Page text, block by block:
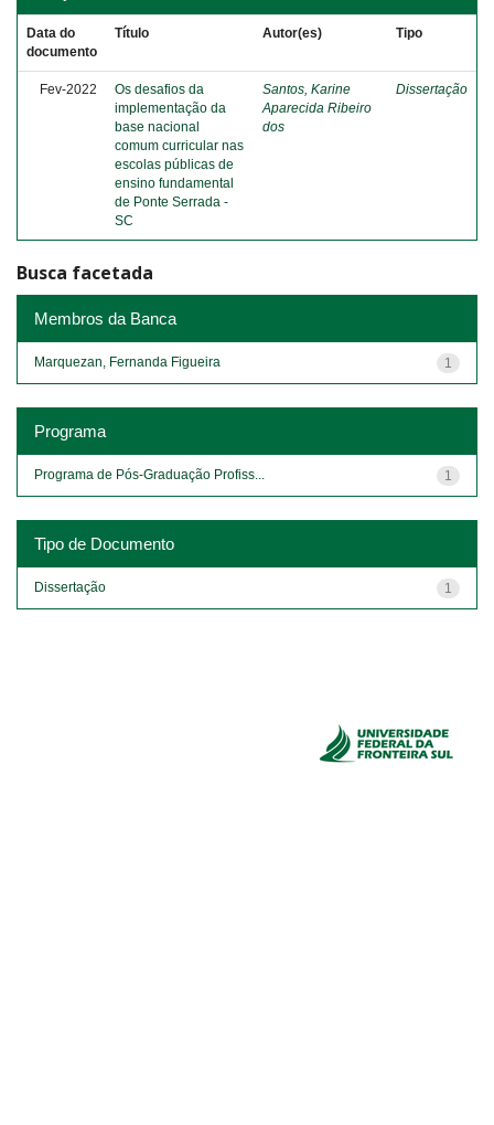
Data do
documento
Título Autor(es) Tipo
Fev-2022
Os desafios da
implementação da
base nacional
comum curricular nas
escolas públicas de
ensino fundamental
de Ponte Serrada -
SC
Santos, Karine
Aparecida Ribeiro
dos
Dissertação
Busca facetada
Membros da Banca
1
Marquezan, Fernanda Figueira
Programa
1
Programa de Pós-Graduação Profiss...
Tipo de Documento
1
Dissertação